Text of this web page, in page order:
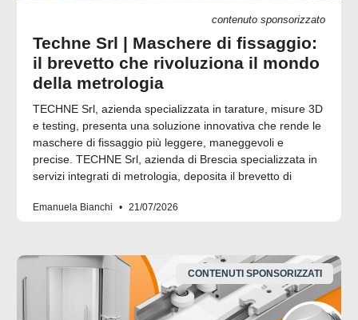
contenuto sponsorizzato
Techne Srl | Maschere di fissaggio:
il brevetto che rivoluziona il mondo
della metrologia
TECHNE Srl, azienda specializzata in tarature, misure 3D
e testing, presenta una soluzione innovativa che rende le
maschere di fissaggio più leggere, maneggevoli e
precise. TECHNE Srl, azienda di Brescia specializzata in
servizi integrati di metrologia, deposita il brevetto di
Emanuela Bianchi 21/07/2026
CONTENUTI SPONSORIZZATI